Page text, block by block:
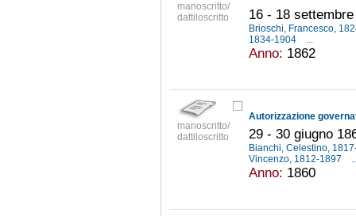
manoscritto/
dattiloscritto
16 - 18
Brioschi, Francesco,
1834-1904
...
Anno: 1862
manoscritto/
dattiloscritto
29 - 30 giugno
Bianchi, Celestino,
Vincenzo, 1812-1897
Anno: 1860